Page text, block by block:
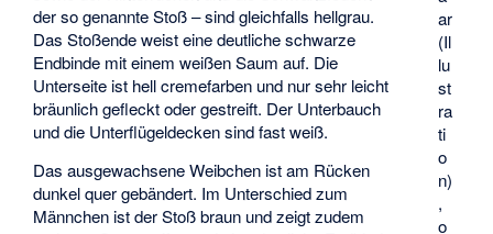
ar
(Il
lu
st
ra
ti
o
n)
,
o
der so genannte Stoß – sind gleichfalls hellgrau.
Das Stoßende weist eine deutliche schwarze
Endbinde mit einem weißen Saum auf. Die
Unterseite ist hell cremefarben und nur sehr leicht
bräunlich gefleckt oder gestreift. Der Unterbauch
und die Unterflügeldecken sind fast weiß.
Das ausgewachsene Weibchen ist am Rücken
dunkel quer gebändert. Im Unterschied zum
Männchen ist der Stoß braun und zeigt zudem